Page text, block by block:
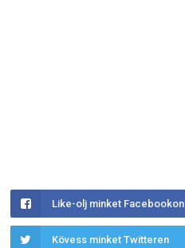
Like-olj minket Facebookon
Kövess minket Twitteren